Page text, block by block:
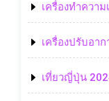
เครื่องทำความ
เครื่องปรับอา
เที่ยวญี่ปุ่น